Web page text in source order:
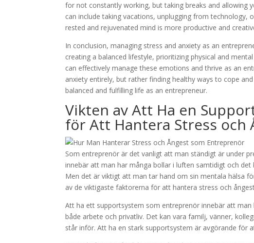
for not constantly working, but taking breaks and allowing
can include taking vacations, unplugging from technology,
rested and rejuvenated mind is more productive and
In conclusion, managing stress and anxiety as an
creating a balanced lifestyle, prioritizing physical and
can effectively manage these emotions and thrive as an
anxiety entirely, but rather finding healthy ways to cope
balanced and fulfilling life as an entrepreneur.
Vikten av Att Ha en
för Att Hantera Stress och
Som entreprenör är det vanligt att man ständigt är under
innebär att man har många bollar i luften samtidigt och
Men det är viktigt att man tar hand om sin mentala hälsa
av de viktigaste faktorerna för att hantera stress och
Att ha ett supportsystem som entreprenör innebär att
både arbete och privatliv. Det kan vara familj, vänner,
står inför. Att ha en stark supportsystem är avgörande för